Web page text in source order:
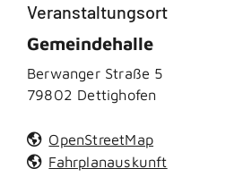
Veranstaltungsort
Gemeindehalle
Berwanger Straße 5
79802 Dettighofen
OpenStreetMap
Fahrplanauskunft